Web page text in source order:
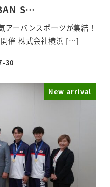
S…
アーバンスポーツが集結！
開催 株式会社横浜 […]
30
New arrival